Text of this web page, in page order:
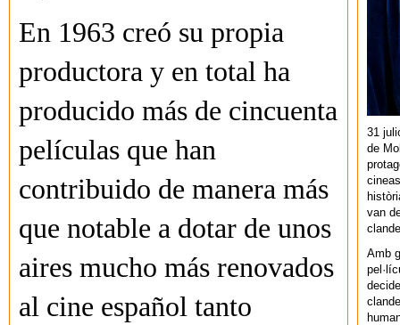
En 1963 creó su propia
productora y en total ha
producido más de cincuenta
películas que han
contribuido de manera más
que notable a dotar de unos
aires mucho más renovados
al cine español tanto
31
de
van
Amb